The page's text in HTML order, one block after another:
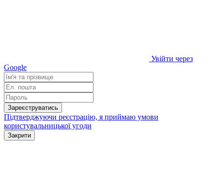
Увійти через
Google
Зареєструватись
Підтверджуючи реєстрацію, я приймаю умови
користувальницької угоди
Закрити